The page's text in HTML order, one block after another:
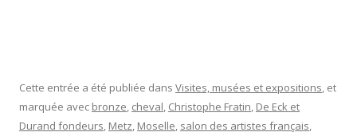
Cette entrée a été publiée dans Visites, musées et expositions, et
marquée avec bronze, cheval, Christophe Fratin, De Eck et
Durand fondeurs, Metz, Moselle, salon des artistes français,